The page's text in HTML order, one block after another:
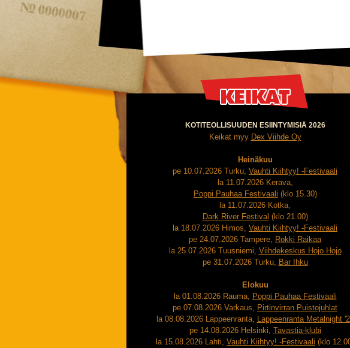
KOTITEOLLISUUDEN ESIINTYMISIÄ 2026
Keikat myy Dex Viihde Oy
Heinäkuu
pe 10.07.2026 Turku, Vauhti Kiihtyy! -Festivaali
la 11.07.2026 Kerava,
Poppi Pauhaa Festivaali (klo 15.30)
la 11.07.2026 Kotka,
Dark River Festival (klo 21.00)
la 18.07.2026 Himos, Vauhti Kiihtyy! -Festivaali
pe 24.07.2026 Tampere, Rokki Raikaa
la 25.07.2026 Tuusniemi, Viihdekeskus Hojo Hojo
pe 31.07.2026 Turku, Bar Ihku
Elokuu
la 01.08.2026 Rauma, Poppi Pauhaa Festivaali
pe 07.08.2026 Varkaus, Pirtinvirran Puistojuhlat
la 08.08.2026 Lappeenranta, Lappeenranta Metalnight
pe 14.08.2026 Helsinki, Tavastia-klubi
la 15.08.2026 Lahti, Vauhti Kiihtyy! -Festivaali (klo